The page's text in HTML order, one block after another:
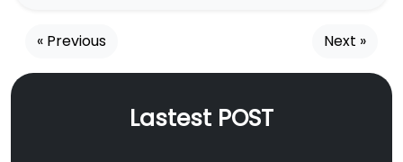
« Previous Next »
Lastest POST